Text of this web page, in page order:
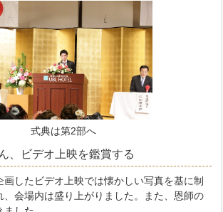
式典は第2部へ
、ビデオ上映を鑑賞する
画したビデオ上映では懐かしい写真を基に制
、会場内は盛り上がりました。また、恩師の